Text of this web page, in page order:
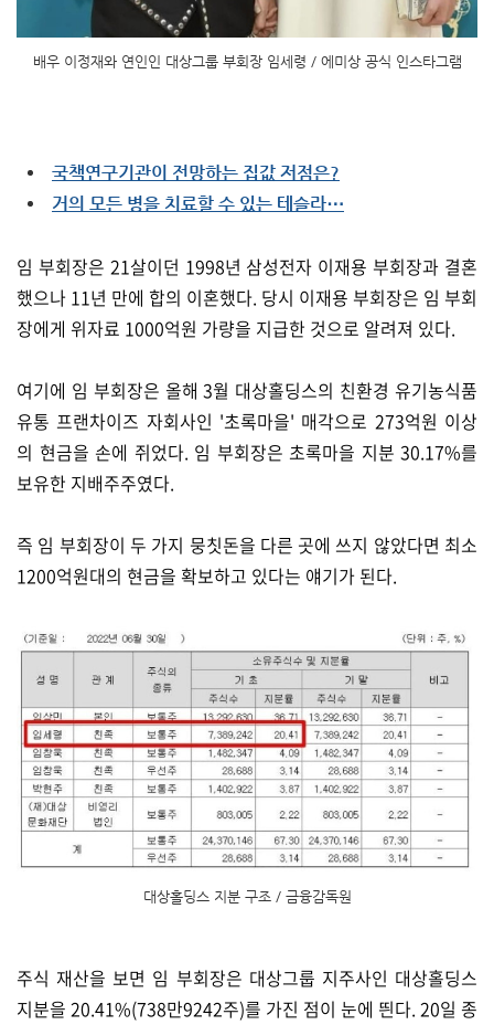
배우 이정재와 연인인 대상그룹 부회장 임세령 / 에미상 공식 인스타그램
국책연구기관이 전망하는 집값 저점은?
거의 모든 병을 치료할 수 있는 테슬라⋯
임 부회장은 21살이던 1998년 삼성전자 이재용 부회장과 결혼
했으나 11년 만에 합의 이혼했다. 당시 이재용 부회장은 임 부회
장에게 위자료 1000억원 가량을 지급한 것으로 알려져 있다.
여기에 임 부회장은 올해 3월 대상홀딩스의 친환경 유기농식품
유통 프랜차이즈 자회사인 '초록마을' 매각으로 273억원 이상
의 현금을 손에 쥐었다. 임 부회장은 초록마을 지분 30.17%를
보유한 지배주주였다.
즉 임 부회장이 두 가지 뭉칫돈을 다른 곳에 쓰지 않았다면 최소
1200억원대의 현금을 확보하고 있다는 얘기가 된다.
대상홀딩스 지분 구조 / 금융감독원
주식 재산을 보면 임 부회장은 대상그룹 지주사인 대상홀딩스
지분을 20.41%(738만9242주)를 가진 점이 눈에 띈다. 20일 종